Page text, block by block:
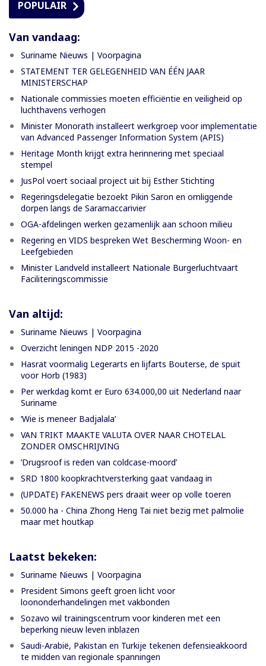
POPULAIR
Van vandaag:
Suriname Nieuws | Voorpagina
STATEMENT TER GELEGENHEID VAN ÉÉN JAAR
MINISTERSCHAP
Nationale commissies moeten efficiëntie en veiligheid op
luchthavens verhogen
Minister Monorath installeert werkgroep voor implementatie
van Advanced Passenger Information System (APIS)
Heritage Month krijgt extra herinnering met speciaal
stempel
JusPol voert sociaal project uit bij Esther Stichting
Regeringsdelegatie bezoekt Pikin Saron en omliggende
dorpen langs de Saramaccarivier
OGA-afdelingen werken gezamenlijk aan schoon milieu
Regering en VIDS bespreken Wet Bescherming Woon- en
Leefgebieden
Minister Landveld installeert Nationale Burgerluchtvaart
Faciliteringscommissie
Van altijd:
Suriname Nieuws | Voorpagina
Overzicht leningen NDP 2015 -2020
Hasrat voormalig Legerarts en lijfarts Bouterse, de spuit
voor Horb (1983)
Per werkdag komt er Euro 634.000,00 uit Nederland naar
Suriname
‘Wie is meneer Badjalala’
VAN TRIKT MAAKTE VALUTA OVER NAAR CHOTELAL
ZONDER OMSCHRIJVING
’Drugsroof is reden van coldcase-moord’
SRD 1800 koopkrachtversterking gaat vandaag in
(UPDATE) FAKENEWS pers draait weer op volle toeren
50.000 ha - China Zhong Heng Tai niet bezig met palmolie
maar met houtkap
Laatst bekeken:
Suriname Nieuws | Voorpagina
President Simons geeft groen licht voor
loononderhandelingen met vakbonden
Sozavo wil trainingscentrum voor kinderen met een
beperking nieuw leven inblazen
Saudi-Arabië, Pakistan en Turkije tekenen defensieakkoord
te midden van regionale spanningen